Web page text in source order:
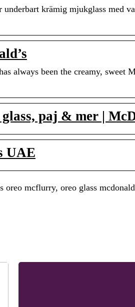
krämig mjukglass med
always been the creamy, sweet
paj & mer |
UAE
mcflurry, oreo glass